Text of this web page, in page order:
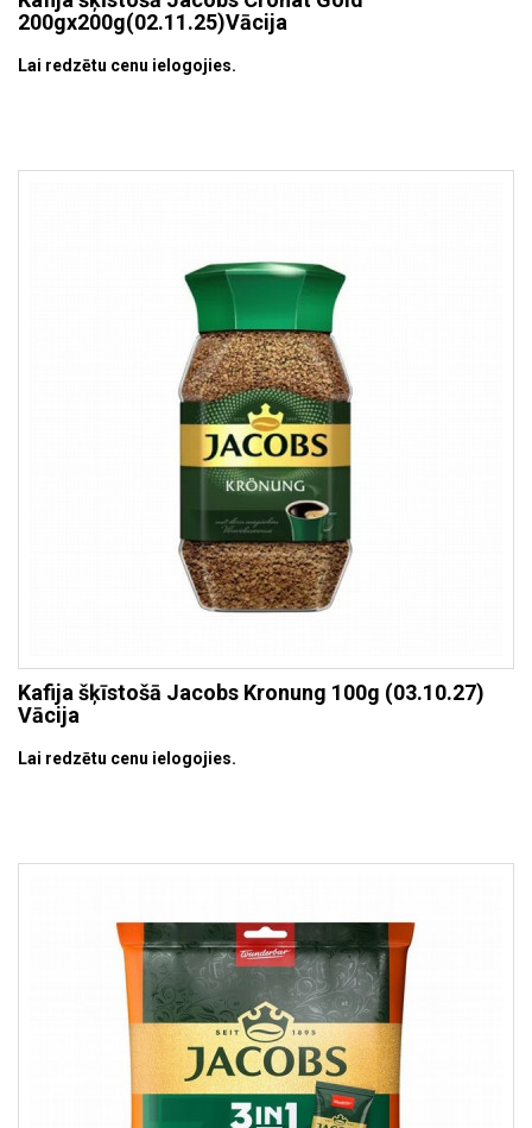
200gx200g(02.11.25)Vācija
Lai redzētu cenu ielogojies.
Kafija šķīstošā Jacobs Kronung 100g (03.10.27)
Vācija
Lai redzētu cenu ielogojies.